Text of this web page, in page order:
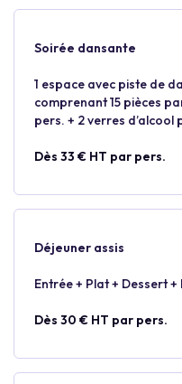
Soirée dansante
1 espace avec piste de
comprenant 15 pièces
pers. + 2 verres d’alcool
Dès 33 € HT par pers.
Déjeuner assis
Entrée + Plat + Dessert +
Dès 30 € HT par pers.